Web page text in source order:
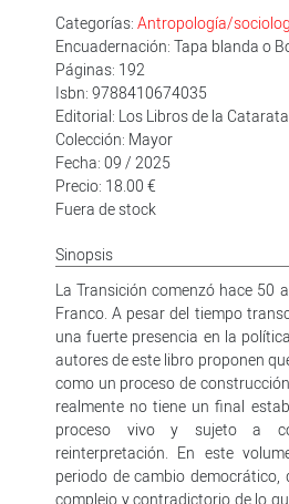
Categorías: Antropología/
Encuadernación: Tapa blanda o
Páginas: 192
Isbn: 9788410674035
Editorial: Los Libros de la Catarata
Colección: Mayor
Fecha: 09 / 2025
Precio: 18.00 €
Fuera de stock
Sinopsis
La Transición comenzó hace 50
Franco. A pesar del tiempo
una fuerte presencia en la
autores de este libro proponen
como un proceso de
realmente no tiene un final
proceso vivo y sujeto a
reinterpretación. En este
periodo de cambio
complejo y contradictorio de lo